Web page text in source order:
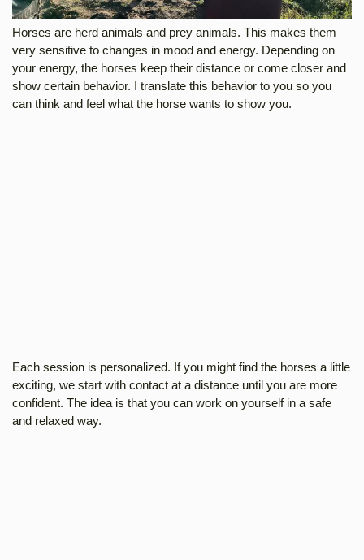
Horses are herd animals and prey animals. This makes them
very sensitive to changes in mood and energy. Depending on
your energy, the horses keep their distance or come closer and
show certain behavior. I translate this behavior to you so you
can think and feel what the horse wants to show you.
Each session is personalized. If you might find the horses a little
exciting, we start with contact at a distance until you are more
confident. The idea is that you can work on yourself in a safe
and relaxed way.